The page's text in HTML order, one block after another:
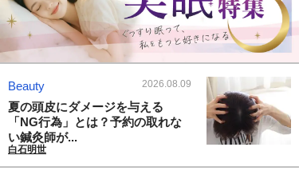
Beauty 2026.08.09
夏の頭皮にダメージを与える
「NG行為」とは？予約の取れな
い鍼灸師が...
白石明世